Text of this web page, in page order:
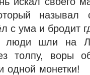
с ума и бродит
шли на
толпу, воры
одной монетки!